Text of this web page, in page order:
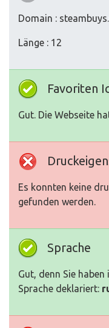
Domain :
Länge : 12
Favoriten
Gut. Die Webseite
Es konnten keine
gefunden werden.
Sprache
Gut, denn Sie
Sprache deklariert: